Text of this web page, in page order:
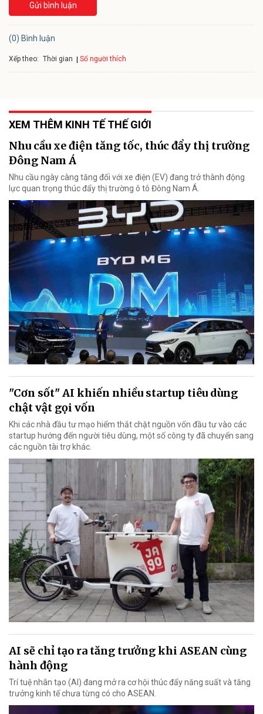
Gửi bình luận
(0) Bình luận
Xếp theo: Thời gian Số người thích
XEM THÊM KINH TẾ THẾ GIỚI
Nhu cầu xe điện tăng tốc, thúc đẩy thị trường
Đông Nam Á
Nhu cầu ngày càng tăng đối với xe điện (EV) đang trở thành động
lực quan trọng thúc đẩy thị trường ô tô Đông Nam Á.
"Cơn sốt" AI khiến nhiều startup tiêu dùng
chật vật gọi vốn
Khi các nhà đầu tư mạo hiểm thắt chặt nguồn vốn đầu tư vào các
startup hướng đến người tiêu dùng, một số công ty đã chuyển sang
các nguồn tài trợ khác.
AI sẽ chỉ tạo ra tăng trưởng khi ASEAN cùng
hành động
Trí tuệ nhân tạo (AI) đang mở ra cơ hội thúc đẩy năng suất và tăng
trưởng kinh tế chưa từng có cho ASEAN.